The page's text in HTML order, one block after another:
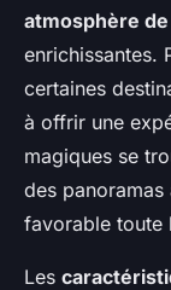
atmosphère
enrichissantes.
certaines
à offrir une
magiques se
des
favorable toute
Les